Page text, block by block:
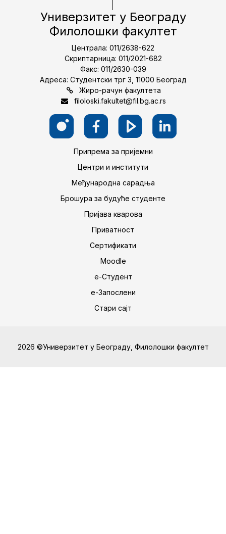
Универзитет у Београду
Филолошки факултет
Централа: 011/2638-622
Скриптарница: 011/2021-682
Факс: 011/2630-039
Адреса: Студентски трг 3, 11000 Београд
Жиро-рачун факултета
filoloski.fakultet@fil.bg.ac.rs
Припрема за пријемни
Центри и институти
Међународна сарадња
Брошура за будуће студенте
Пријава кварова
Приватност
Сертификати
Moodle
е-Студент
е-Запослени
Стари сајт
2026 ©Универзитет у Београду, Филолошки факултет